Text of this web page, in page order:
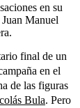
en su
Manuel
final de un
en el
de las figuras
Bula. Pero